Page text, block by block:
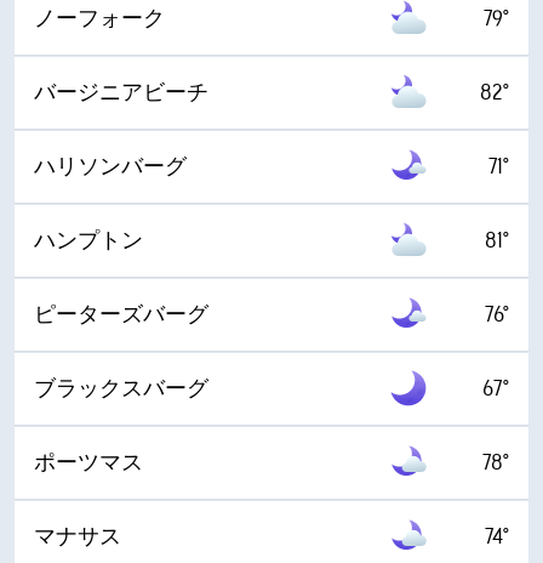
ノーフォーク 79°
バージニアビーチ 82°
ハリソンバーグ 71°
ハンプトン 81°
ピーターズバーグ 76°
ブラックスバーグ 67°
ポーツマス 78°
マナサス 74°